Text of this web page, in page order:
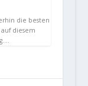
die besten
diesem